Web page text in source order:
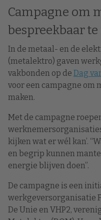
Campagne om
bespreekbaar
In de metaal- en de
(metalektro) gaven
vakbonden op de Dag
voor een campagne om
maken.
Met de campagne
kijken wat er wél kan’.
en begrip kunnen
energie blijven doen”.
De campagne is een
werkgeversorganisatie
De Unie en VHP2,